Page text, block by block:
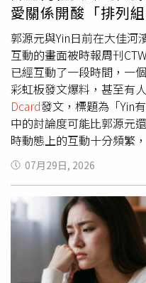
不足，就只能婉拒乘客的
餐」經驗，有人原本只是
餐，沒想到空服員直接送
到剩餘的商務艙餐點；也
詢問是否能多拿幾個餐包
幾分鐘就把飛機餐吃完，
最後又送來第二份餐點；
果，空服員乾脆請他打開
全部放進包包，讓不少網
餓」、「有問真的有機會
Dcard也曾有前長榮航空
是依照旅客數量配置，若
剩餘。不過，在紅眼航班
有人睡覺、沒有食慾或自
下部分餐點，因此只要還
旅客。前空服員也提到，
愛關係開酸「排列組
郭源元與Yin日前在大佳河
互動的畫面被時報周刊
已經互動了一段時間，一
彩虹板發文爆料，甚至有
Dcard發文，標題為「Yin
中的討論度可能比郭源元
時動態上的互動十分頻繁
她們兩個超配的」。兩人
出戀愛蛛絲馬跡。郭源元
不是秘密。（圖／翻攝郭
迅速分成兩派論戰，酸民
合」，Yin曾經跟攝影師余
識十多年的好友，郭源元
往，網友直呼「百感交集
心就好」、「我也是都退
07月29日, 2026